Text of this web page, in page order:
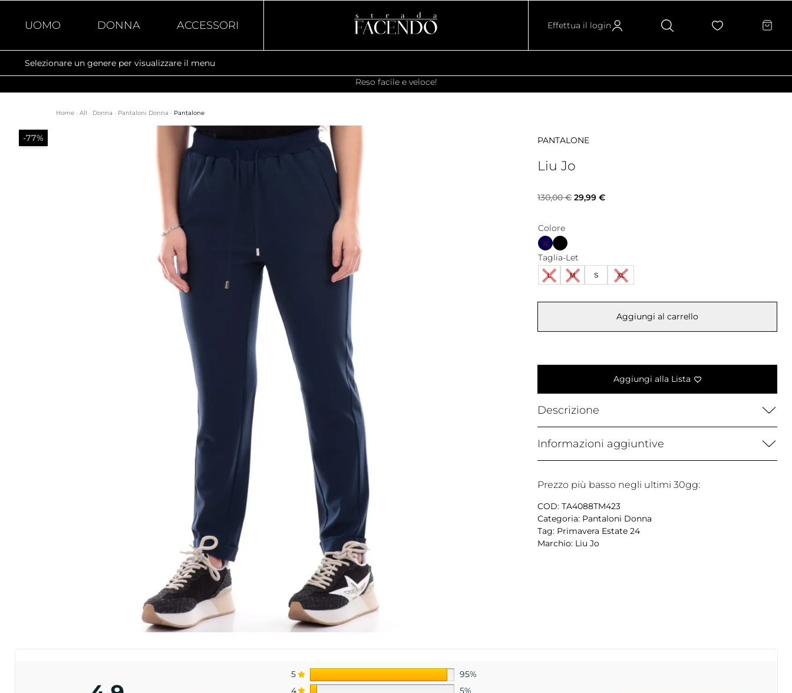
UOMO DONNA ACCESSORI Effettua il login
Selezionare un genere per visualizzare il menu
Reso facile e veloce!
Home · All · Donna · Pantaloni Donna · Pantalone
-77% PANTALONE
Liu Jo
130,00€ Il
era:
29,99€Il
è:
Colore
Taglia-Let
L M S XL
Aggiungi al carrello
Aggiungi alla Lista
Descrizione
Informazioni aggiuntive
Prezzo più basso negli ultimi 30gg:
COD:TA4088TM423
Categoria: Pantaloni Donna
Tag: Primavera Estate 24
Marchio: Liu Jo
5
95%
4
5%